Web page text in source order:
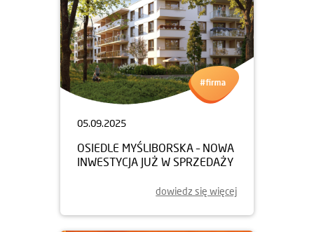
05.09.2025
OSIEDLE MYŚLIBORSKA – NOWA
INWESTYCJA JUŻ W SPRZEDAŻY
dowiedz się więcej